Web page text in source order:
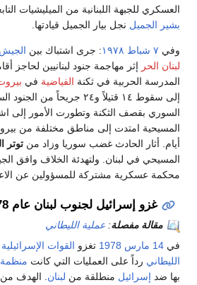
العسكري للجبهة اللبنانية من الميليشيات
بشير الجميل نجل بيار الجميل قيادتها.
وفي ٧ شباط ١٩٧٨: جرى اشتباك بين
لبنان الحر إثر مهاجمة جنود لبنانيين لحاجز
المدرسة الحربية في ثكنة الفياضية في
إلى سقوط ١٤ قتيلاً و٢٤ جريحاً
السوري بقصف الثكنة وتطورت الأمور إلى
أيام. أثار الحادث غضب سوريا وزاد من توتر
المسيحي في لبنان. ولتهدئة الخلاف وافق
محكمة عسكرية مشتركة للمسؤولين عن
غزو إسرائيل لجنوب لبنان عام 1978
مقالة مفصلة: عملية الليطاني
في 14 مارس 1978 تغزو القوات الإسرائيلية
الليطاني رداً على العمليات التي كانت منظمة
بها ضد إسرائيل منطلقة من لبنان. الهدف